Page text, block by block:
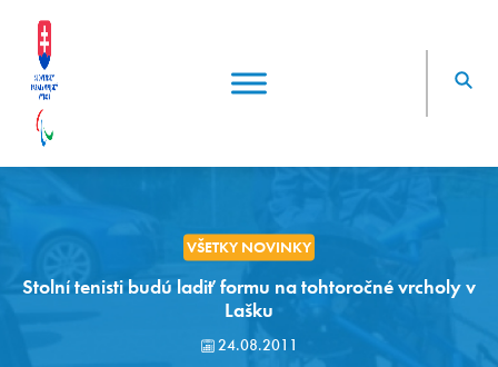
VŠETKY NOVINKY
Stolní tenisti budú ladiť formu na tohtoročné vrcholy v
Lašku
24.08.2011